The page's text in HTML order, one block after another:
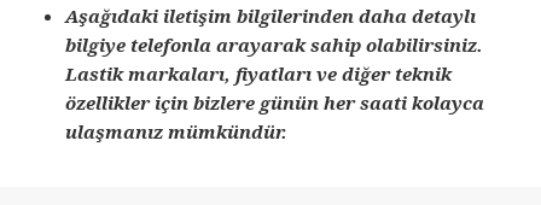
Aşağıdaki iletişim bilgilerinden daha detaylı
bilgiye telefonla arayarak sahip olabilirsiniz.
Lastik markaları, fiyatları ve diğer teknik
özellikler için bizlere günün her saati kolayca
ulaşmanız mümkündür.